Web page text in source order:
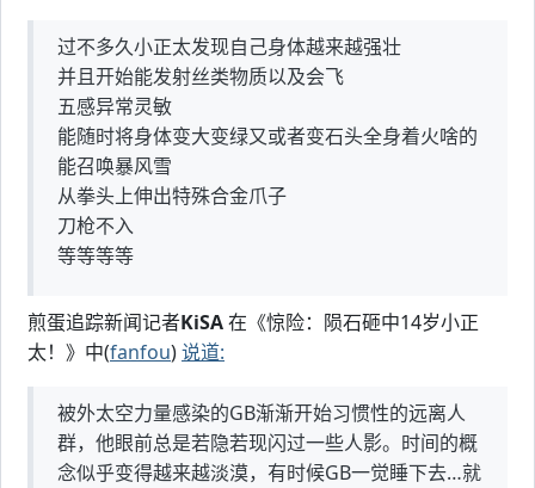
过不多久小正太发现自己身体越来越强壮
并且开始能发射丝类物质以及会飞
五感异常灵敏
能随时将身体变大变绿又或者变石头全身着火啥的
能召唤暴风雪
从拳头上伸出特殊合金爪子
刀枪不入
等等等等
煎蛋追踪新闻记者KiSA在《惊险：陨石砸中14岁小正
太！》中(fanfou)说道:
被外太空力量感染的GB渐渐开始习惯性的远离人
群，他眼前总是若隐若现闪过一些人影。时间的概
念似乎变得越来越淡漠，有时候GB一觉睡下去…就